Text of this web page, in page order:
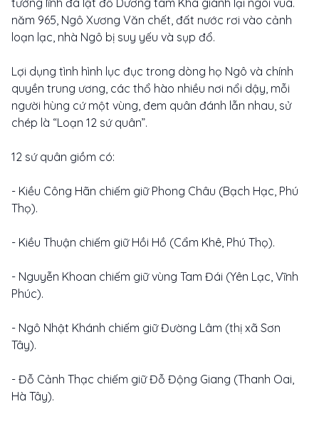
tướng lĩnh đã lật đổ Dương tam Kha giành lại ngôi vua.
năm 965, Ngô Xương Văn chết, đất nước rơi vào cảnh
loạn lạc, nhà Ngô bị suy yếu và sụp đổ.
Lợi dụng tình hình lục đục trong dòng họ Ngô và chính
quyền trung ương, các thổ hào nhiều nơi nổi dậy, mỗi
người hùng cứ một vùng, đem quân đánh lẫn nhau, sử
chép là “Loạn 12 sứ quân”.
12 sứ quân giồm có:
- Kiều Công Hãn chiếm giữ Phong Châu (Bạch Hạc, Phú
Thọ).
- Kiều Thuận chiếm giữ Hồi Hồ (Cẩm Khê, Phú Thọ).
- Nguyễn Khoan chiếm giữ vùng Tam Đái (Yên Lạc, Vĩnh
Phúc).
- Ngô Nhật Khánh chiếm giữ Đường Lâm (thị xã Sơn
Tây).
- Đỗ Cảnh Thạc chiếm giữ Đỗ Động Giang (Thanh Oai,
Hà Tây).